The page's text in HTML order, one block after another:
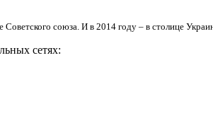
Советского союза. И в 2014 году – в столице
сетях: